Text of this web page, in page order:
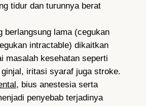
tidur dan turunnya berat
berlangsung lama (cegukan
intractable) dikaitkan
masalah kesehatan seperti
iritasi syaraf juga stroke.
, bius anestesia serta
penyebab terjadinya